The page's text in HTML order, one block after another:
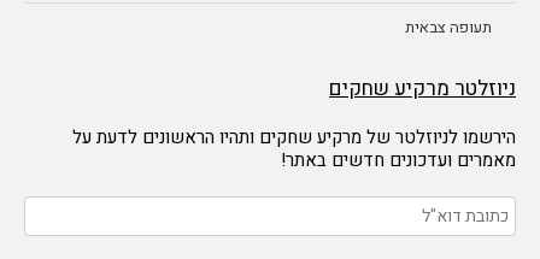
תעופה צבאית
ניוזלטר מרקיע שחקים
הירשמו לניוזלטר של מרקיע שחקים ותהיו הראשונים לדעת על
מאמרים ועדכונים חדשים באתר!